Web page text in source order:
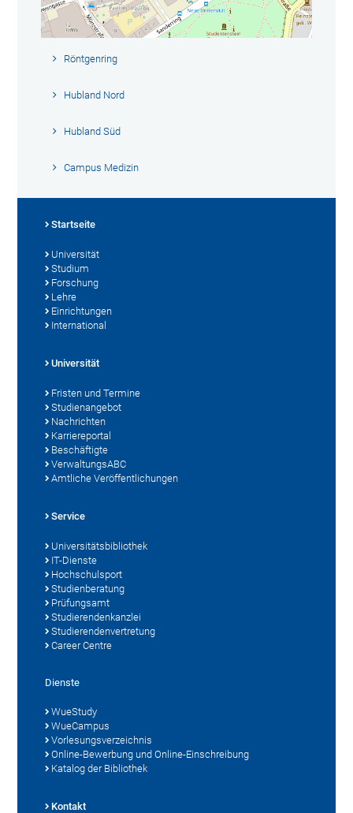
Röntgenring
Hubland Nord
Hubland Süd
Campus Medizin
Startseite
Universität
Studium
Forschung
Lehre
Einrichtungen
International
Universität
Fristen und Termine
Studienangebot
Nachrichten
Karriereportal
Beschäftigte
VerwaltungsABC
Amtliche Veröffentlichungen
Service
Universitätsbibliothek
IT-Dienste
Hochschulsport
Studienberatung
Prüfungsamt
Studierendenkanzlei
Studierendenvertretung
Career Centre
Dienste
WueStudy
WueCampus
Vorlesungsverzeichnis
Online-Bewerbung und Online-Einschreibung
Katalog der Bibliothek
Kontakt